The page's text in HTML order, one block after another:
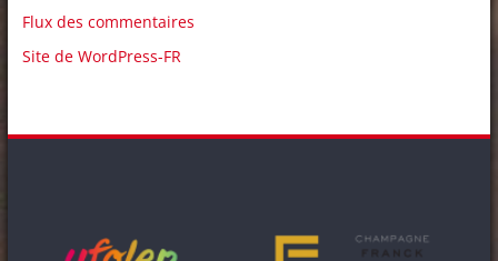
Flux des commentaires
Site de WordPress-FR